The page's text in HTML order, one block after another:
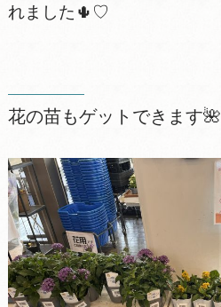
れました🌵♡
花の苗もゲットできます🌺